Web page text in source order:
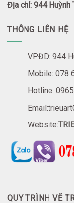
Địa chỉ: 944 Huỳnh
THÔNG LIÊN HỆ
VPĐD: 944
Mobile: 078
Hotline:
Website:
QUY TRÌNH VẼ